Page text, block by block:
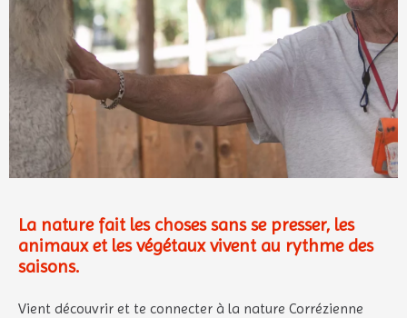
La nature fait les choses sans se presser, les
animaux et les végétaux vivent au rythme des
saisons.
Vient découvrir et te connecter à la nature Corrézienne